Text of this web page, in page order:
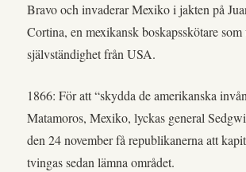
Bravo och invaderar Mexiko i jakten på
Cortina, en mexikansk boskapsskötare som
självständighet från USA.
1866: För att “skydda de amerikanska
Matamoros, Mexiko, lyckas general
den 24 november få republikanerna att
tvingas sedan lämna området.